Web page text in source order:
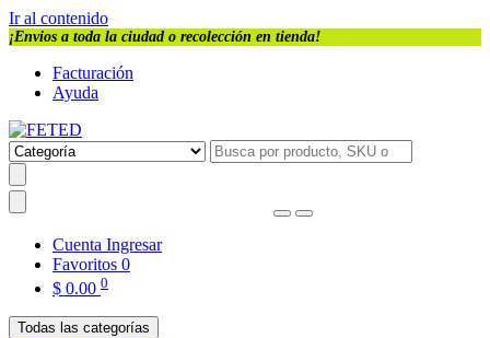
Ir al contenido
¡Envios a toda la ciudad o recolección en tienda!
Facturación
Ayuda
Cuenta Ingresar
Favoritos 0
$ 0.00 0
Todas las categorías